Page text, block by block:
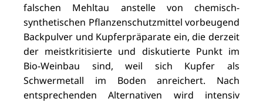
falschen Mehltau anstelle von chemisch-
synthetischen Pflanzenschutzmittel vorbeugend
Backpulver und Kupferpräparate ein, die derzeit
der meistkritisierte und diskutierte Punkt im
Bio-Weinbau sind, weil sich Kupfer als
Schwermetall im Boden anreichert. Nach
entsprechenden Alternativen wird intensiv